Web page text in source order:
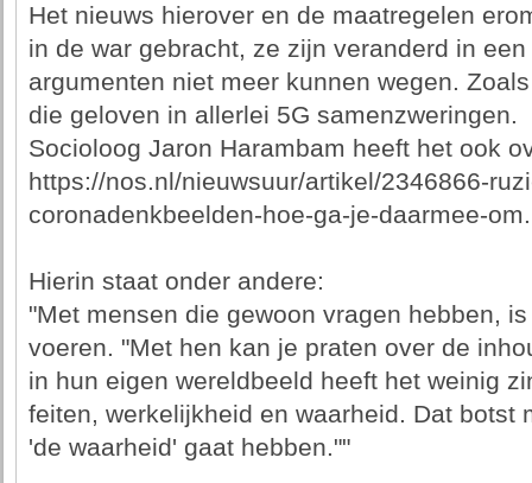
Het nieuws hierover en de maatregelen
in de war gebracht, ze zijn veranderd in
argumenten niet meer kunnen wegen.
die geloven in allerlei 5G samenzweringen.
Socioloog Jaron Harambam heeft het ook
https://nos.nl/nieuwsuur/artikel/2346866-
coronadenkbeelden-hoe-ga-je-daarmee-
Hierin staat onder andere:
"Met mensen die gewoon vragen hebben,
voeren. "Met hen kan je praten over de
in hun eigen wereldbeeld heeft het weinig
feiten, werkelijkheid en waarheid. Dat botst
'de waarheid' gaat hebben.""